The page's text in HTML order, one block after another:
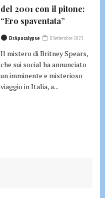
del 2001 con il pitone:
“Ero spaventata”
DrApocalypse 8 Settembre 2023
Il mistero di Britney Spears,
che sui social ha annunciato
un imminente e misterioso
viaggio in Italia, a...